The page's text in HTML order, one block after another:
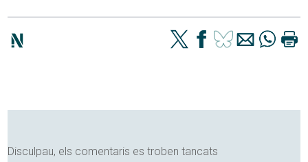
Disculpau, els comentaris es troben tancats